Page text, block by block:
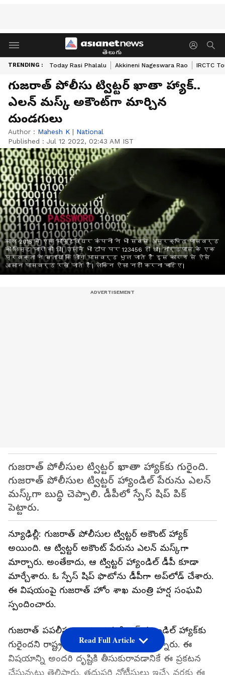
తెలుగు
TRENDING : Today Rasi Phalalu Akkineni Nageswara Rao IRCTC
గుజరాత్ పోలీసు ట్విట్టర్ ఖాతా హ్యాక్..
ఎలన్ మస్క్ అకౌంట్‌గా మార్చిన
దుండగులు
Author : Mahesh K | National
Published : Jul 12 2022, 02:43 AM IST
साल 2015 में एक सॉफ्टवेयर कंपनी ने भी सबसे असुरक्षित पासवर्ड
की लिस्ट जारी की थी। उसमें भी टॉप पर 123456 ही था। नॉर्डपास के एक
प्रवक्ता ने बताया कि लोग पासवर्ड भूल जाते हैं इस कारण से ऐसे
आसान पासवर्ड रखे जाते हैं। लेकिन ऐसा नहीं करना चाहिए।
గుజరాత్ పోలీసుల ట్విట్టర్ ఖాతా హ్యాక్‌కు గురైంది.
గుజరాత్ పోలీసుల ట్విట్టర్ హ్యాండిల్‌ పేరును ఎలన్
మస్క్‌గా బుద్ధి చెప్పాలి. డీపీలో స్పేస్ షిప్ పిక్
పెట్టారు.
న్యూఢిల్లీ: గుజరాత్ పోలీసుల ట్విట్టర్ అకౌంట్ హ్యాక్
అయింది. ఆ ట్విట్టర్ అకౌంట్ పేరును ఎలన్ మస్క్‌గా
మార్చారు. అంతేకాదు, ఆ ట్విట్టర్ హ్యాండిల్ డీపీ కూడా
మార్చేశారు. ఓ స్పేస్ షిప్ ఫొటోను డీపీగా అప్‌లోడ్ చేశారు.
ఈ విషయంపై గుజరాత్ హోం శాఖ మంత్రి హర్ష సంఘవి
స్పందించారు.
గుజరాత్ పపలీసుల అధికారిక ట్విట్టర్ హ్యాండిల్ హ్యాక్‌కు
గురైందని రాష్ట్ర మంత్రి హర్ష సంఘవి పేర్కొన్నారు. ఈ
విషయాన్ని అందరి దృష్టికి తీసుకురావడానికే ఈ ప్రకటన
చేస్తున్నట్టు తెలిపారు. తదుపరి నోటీసులు ఇచ్చే వరకు ఈ
Read Full Article